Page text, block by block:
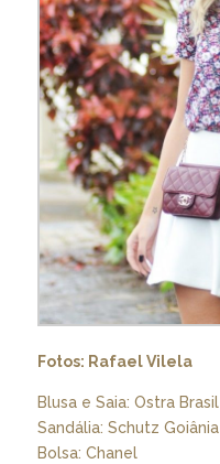
Fotos: Rafael Vilela
Blusa e Saia: Ostra Brasil
Sandália: Schutz Goiânia
Bolsa: Chanel